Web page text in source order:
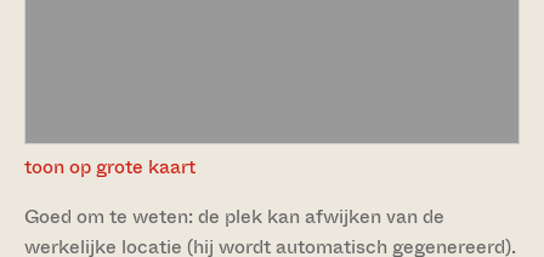
toon op grote kaart
Goed om te weten: de plek kan afwijken van de
werkelijke locatie (hij wordt automatisch gegenereerd).